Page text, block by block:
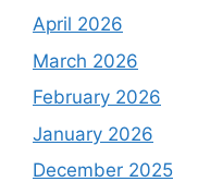
April 2026
March 2026
February 2026
January 2026
December 2025